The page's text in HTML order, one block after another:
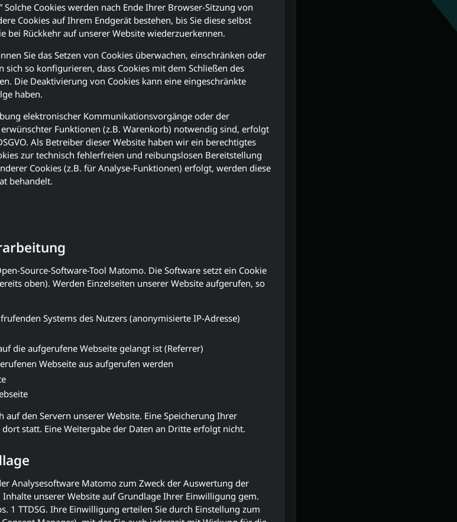
Solche Cookies werden nach Ende Ihrer Browser-Sitzung von
Cookies auf Ihrem Endgerät bestehen, bis Sie diese selbst
bei Rückkehr auf unserer Website wiederzuerkennen.
Sie das Setzen von Cookies überwachen, einschränken oder
sich so konfigurieren, dass Cookies mit dem Schließen des
Die Deaktivierung von Cookies kann eine eingeschränkte
haben.
elektronischer Kommunikationsvorgänge oder der
Funktionen (z.B. Warenkorb) notwendig sind, erfolgt
Als Betreiber dieser Website haben wir ein berechtigtes
zur technisch fehlerfreien und reibungslosen Bereitstellung
Cookies (z.B. für Analyse-Funktionen) erfolgt, werden diese
behandelt.
Source-Software-Tool Matomo. Die Software setzt ein Cookie
oben). Werden Einzelseiten unserer Website aufgerufen, so
Systems des Nutzers (anonymisierte IP-Adresse)
die aufgerufene Webseite gelangt ist (Referrer)
Webseite aus aufgerufen werden
auf den Servern unserer Website. Eine Speicherung Ihrer
statt. Eine Weitergabe der Daten an Dritte erfolgt nicht.
Analysesoftware Matomo zum Zweck der Auswertung der
unserer Website auf Grundlage Ihrer Einwilligung gem.
1 TTDSG. Ihre Einwilligung erteilen Sie durch Einstellung zum